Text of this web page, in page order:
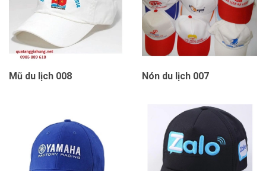
Mũ du lịch 008 Nón du lịch 007